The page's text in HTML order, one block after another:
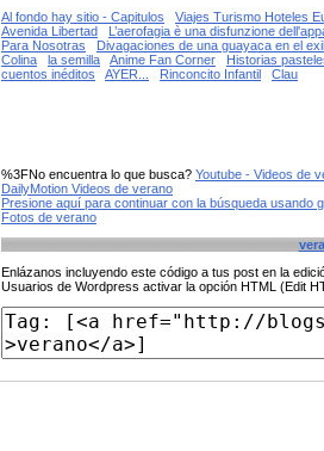
Al fondo hay sitio - Capitulos
Viajes Turismo Hoteles
Avenida Libertad
L’aerofagia è una disfunzione
Para Nosotras
Divagaciones de una guayaca en el
Colina
la semilla Anime Fan Corner
Historias
cuentos inéditos
AYER... Rinconcito Infantil Clau
%3FNo encuentra lo que busca? Youtube - Videos de
DailyMotion Videos de verano
Presione aquí para continuar con la búsqueda usando
Fotos de verano
Enlázanos incluyendo este código a tus post en la
Usuarios de Wordpress activar la opción HTML (Edit